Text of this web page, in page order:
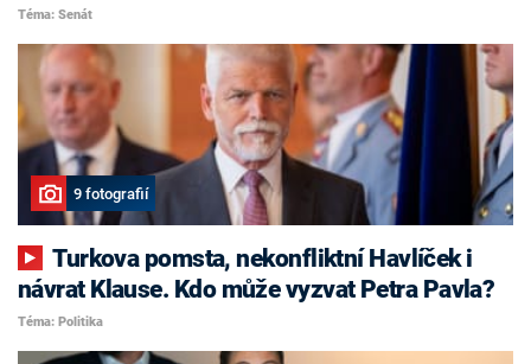
Téma: Senát
9 fotografií
Turkova pomsta, nekonfliktní Havlíček i
návrat Klause. Kdo může vyzvat Petra Pavla?
Téma: Politika